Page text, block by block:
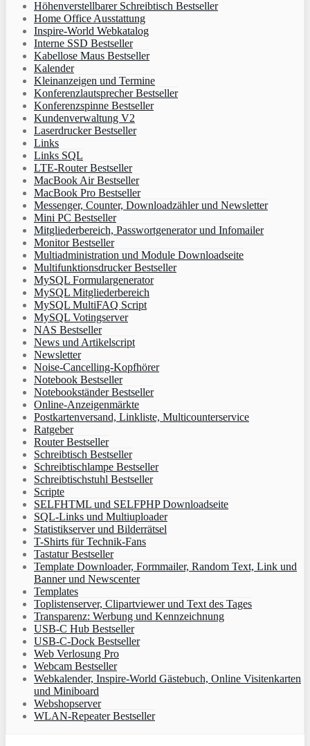
Höhenverstellbarer Schreibtisch Bestseller
Home Office Ausstattung
Inspire-World Webkatalog
Interne SSD Bestseller
Kabellose Maus Bestseller
Kalender
Kleinanzeigen und Termine
Konferenzlautsprecher Bestseller
Konferenzspinne Bestseller
Kundenverwaltung V2
Laserdrucker Bestseller
Links
Links SQL
LTE-Router Bestseller
MacBook Air Bestseller
MacBook Pro Bestseller
Messenger, Counter, Downloadzähler und Newsletter
Mini PC Bestseller
Mitgliederbereich, Passwortgenerator und Infomailer
Monitor Bestseller
Multiadministration und Module Downloadseite
Multifunktionsdrucker Bestseller
MySQL Formulargenerator
MySQL Mitgliederbereich
MySQL MultiFAQ Script
MySQL Votingserver
NAS Bestseller
News und Artikelscript
Newsletter
Noise-Cancelling-Kopfhörer
Notebook Bestseller
Notebookständer Bestseller
Online-Anzeigenmärkte
Postkartenversand, Linkliste, Multicounterservice
Ratgeber
Router Bestseller
Schreibtisch Bestseller
Schreibtischlampe Bestseller
Schreibtischstuhl Bestseller
Scripte
SELFHTML und SELFPHP Downloadseite
SQL-Links und Multiuploader
Statistikserver und Bilderrätsel
T-Shirts für Technik-Fans
Tastatur Bestseller
Template Downloader, Formmailer, Random Text, Link und
Banner und Newscenter
Templates
Toplistenserver, Clipartviewer und Text des Tages
Transparenz: Werbung und Kennzeichnung
USB-C Hub Bestseller
USB-C-Dock Bestseller
Web Verlosung Pro
Webcam Bestseller
Webkalender, Inspire-World Gästebuch, Online Visitenkarten
und Miniboard
Webshopserver
WLAN-Repeater Bestseller